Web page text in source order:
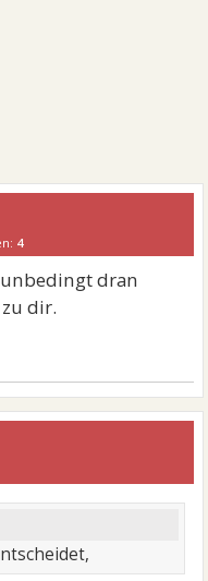
4
dran
dir.